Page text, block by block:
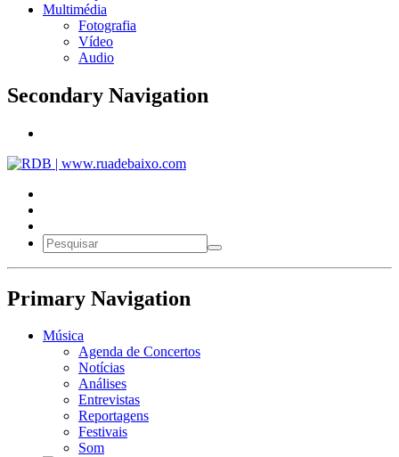
Multimédia
Fotografia
Vídeo
Audio
Secondary Navigation
Primary Navigation
Música
Agenda de Concertos
Notícias
Análises
Entrevistas
Reportagens
Festivais
Som